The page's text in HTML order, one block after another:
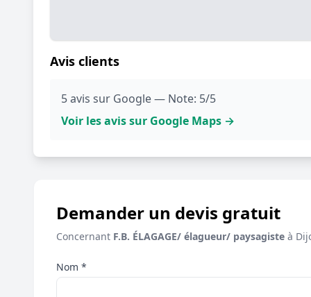
Avis clients
5 avis sur Google — Note: 5/5
Voir les avis sur Google Maps →
Demander un devis gratuit
Concernant F.B. ÉLAGAGE/ élagueur/ paysagiste à
Nom *